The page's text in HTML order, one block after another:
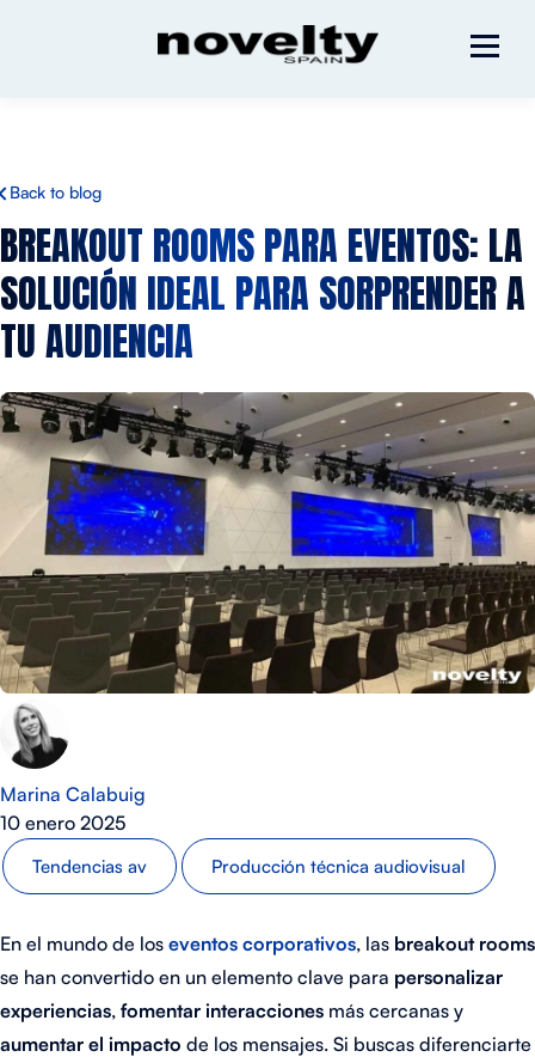
Back to blog
BREAKOUT ROOMSPARA EVENTOS: LA
SOLUCIÓN IDEAL PARA SORPRENDERA
TU AUDIENCIA
Marina Calabuig
10 enero 2025
Tendencias av Producción técnica audiovisual
En el mundo de los eventos corporativos, las breakout rooms
se han convertido en un elemento clave para personalizar
experiencias, fomentar interacciones más cercanas y
aumentar el impacto de los mensajes. Si buscas diferenciarte